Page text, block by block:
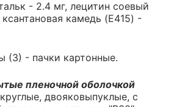
- 2.4 мг, лецитин соевый
камедь (E415) -
(3) - пачки картонные.
пленочной оболочкой
двояковыпуклые, с